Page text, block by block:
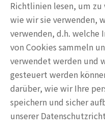
Richtlinien lesen, um zu
wie wir sie verwenden,
verwenden, d.h.
von Cookies sammeln
verwendet werden und
gesteuert werden
darüber, wie wir Ihre
speichern und sicher
unserer